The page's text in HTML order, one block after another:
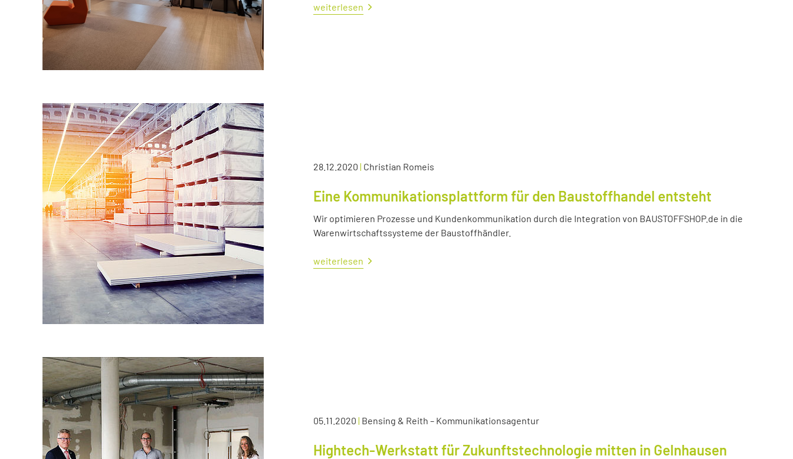
weiterlesen
28.12.2020 | Christian Romeis
Eine Kommunikationsplattform für den Baustoffhandel entsteht
Wir optimieren Prozesse und Kundenkommunikation durch die Integration von BAUSTOFFSHOP.de in die
Warenwirtschaftssysteme der Baustoffhändler.
weiterlesen
05.11.2020 | Bensing & Reith – Kommunikationsagentur
Hightech-Werkstatt für Zukunftstechnologie mitten in Gelnhausen